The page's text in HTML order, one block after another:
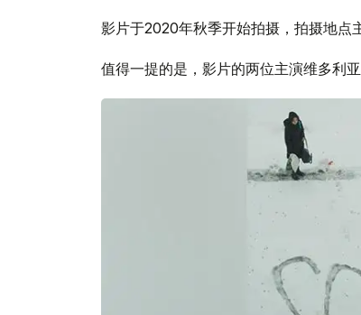
影片于2020年秋季开始拍摄，拍摄地点
值得一提的是，影片的两位主演维多利